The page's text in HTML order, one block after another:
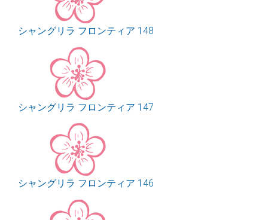
シャングリラ フロンティア 148
シャングリラ フロンティア 147
シャングリラ フロンティア 146